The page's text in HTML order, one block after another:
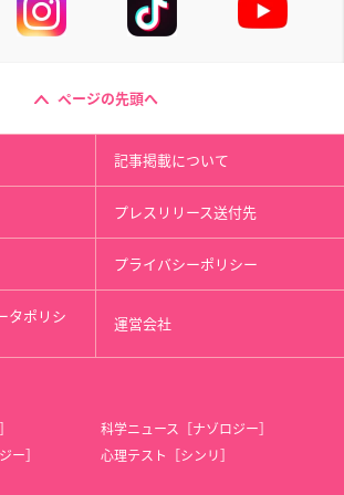
ページの先頭へ
記事掲載について
プレスリリース送付先
プライバシーポリシー
タポリシ 運営会社
科学ニュース［ナゾロジー］
ー］
心理テスト［シンリ］